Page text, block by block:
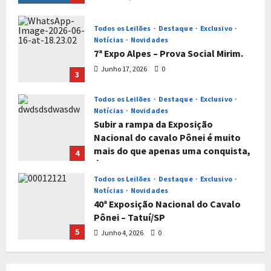
3
Todos os Leilões Destaque
Exclusivo
Notícias
Novidades
7ª Expo Alpes – Prova Social Mirim.
Junho 17, 2026 0
4
Todos os Leilões Destaque
Exclusivo
Notícias
Novidades
Subir a rampa da Exposição
Nacional do cavalo Pônei é muito
mais do que apenas uma conquista,
é um titulo que reflete muito
trabalho e empenho sem perder o
foco da sua genealogia.
Junho 4, 2026 0
5
Todos os Leilões Destaque
Exclusivo
Notícias
Novidades
40ª Exposição Nacional do Cavalo
Pônei – Tatuí/SP
Junho 4, 2026 0